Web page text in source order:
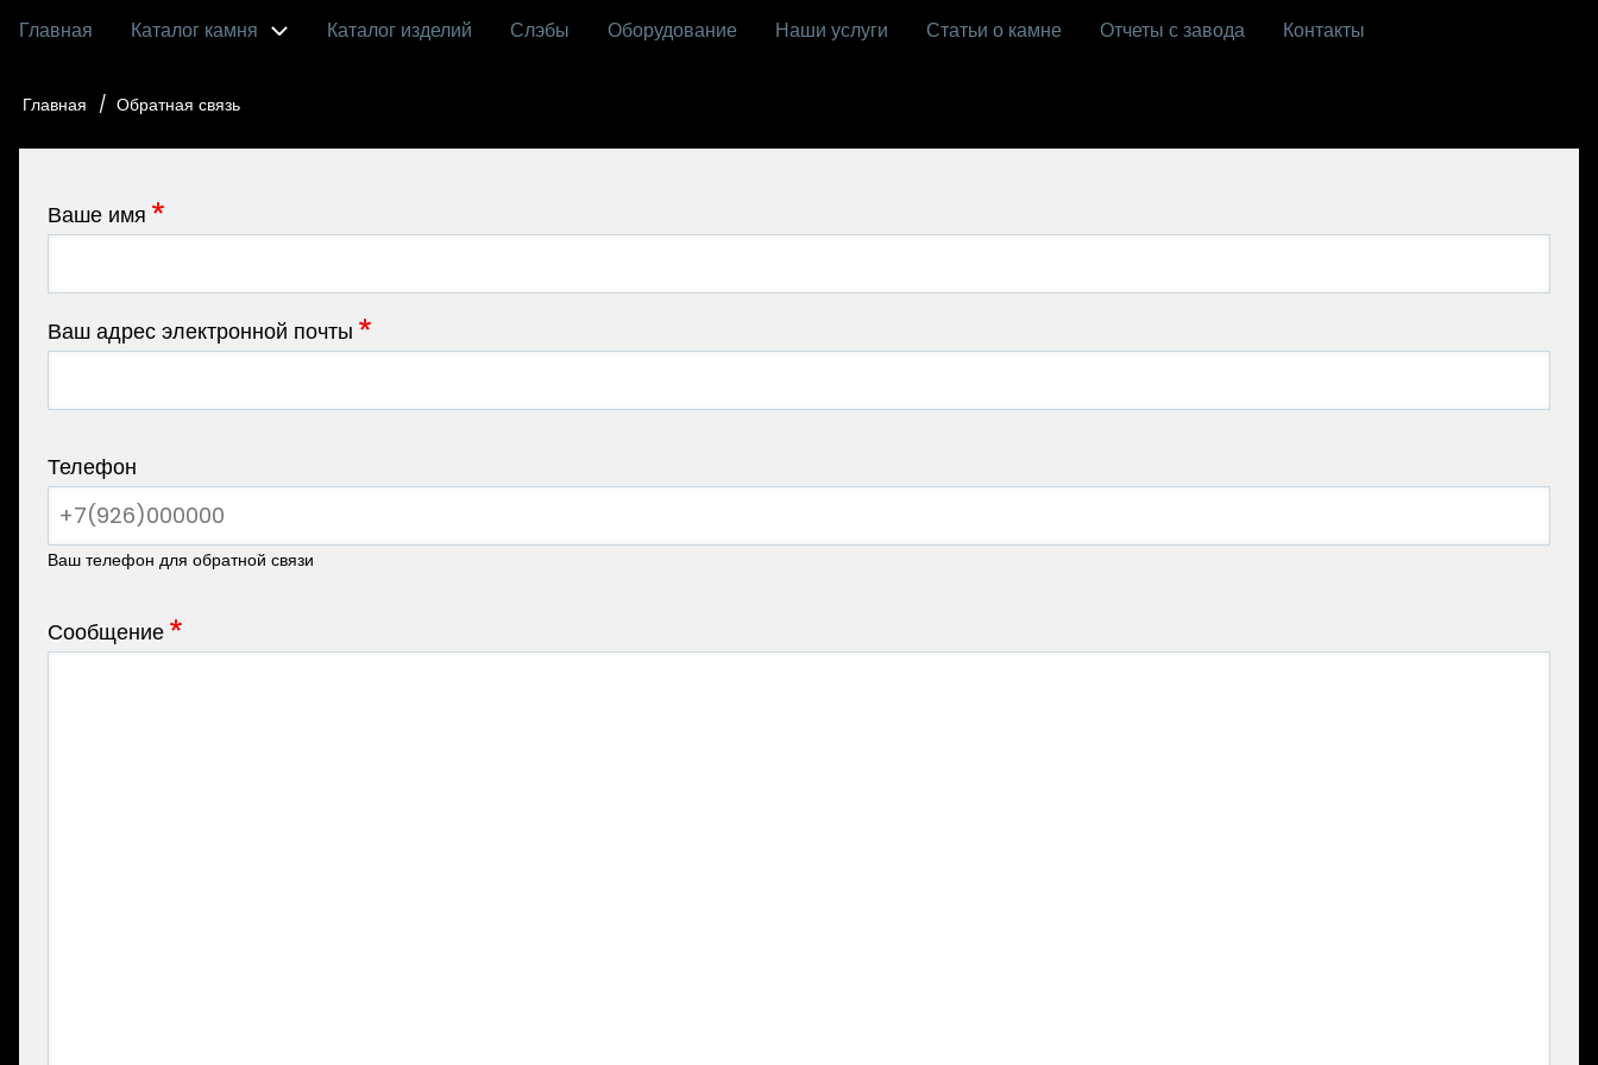
Перейти
основному
Main
navigation
Главная Каталог камня Каталог изделий Слэбы Оборудование Наши услуги Статьи о камне Отчеты с завода Контакты
Строка
навигации
Главная Обратная связь
Ваше имя
Ваш адрес электронной почты
Телефон
Ваш телефон для обратной связи
Сообщение